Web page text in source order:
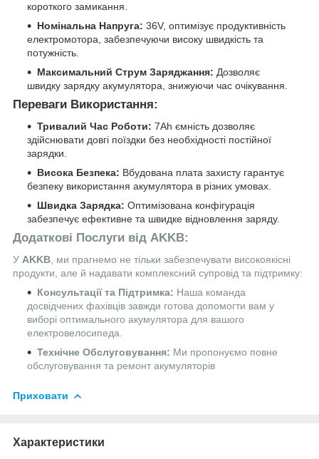
короткого замикання.
Номінальна Напруга: 36V, оптимізує продуктивність
електромотора, забезпечуючи високу швидкість та
потужність.
Максимальний Струм Заряджання: Дозволяє
швидку зарядку акумулятора, знижуючи час очікування.
Переваги Використання:
Тривалий Час Роботи: 7Ah ємність дозволяє
здійснювати довгі поїздки без необхідності постійної
зарядки.
Висока Безпека: Вбудована плата захисту гарантує
безпеку використання акумулятора в різних умовах.
Швидка Зарядка: Оптимізована конфігурація
забезпечує ефективне та швидке відновлення заряду.
Додаткові Послуги від AKKB:
У AKKB , ми прагнемо не тільки забезпечувати високоякісні
продукти, але й надавати комплексний супровід та підтримку:
Консультації та Підтримка: Наша команда
досвідчених фахівців завжди готова допомогти вам у
виборі оптимального акумулятора для вашого
електровелосипеда.
Технічне Обслуговування: Ми пропонуємо повне
обслуговування та ремонт акумуляторів
Приховати
Характеристики